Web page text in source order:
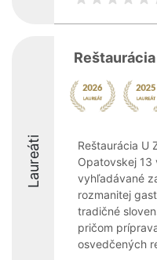
Laureáti
Reštaurácia U
Opatovskej 13
vyhľadávané
rozmanitej
tradičné
pričom
osvedčených